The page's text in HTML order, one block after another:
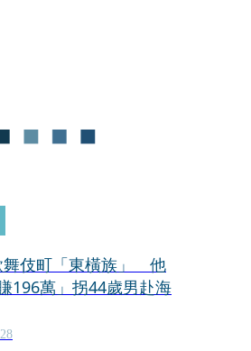
舞伎町「東橫族」 他
196萬」拐44歲男赴海